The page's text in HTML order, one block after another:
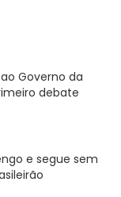
Governo da
debate
e segue sem